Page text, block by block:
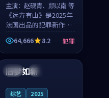
主演： 赵砚青、颜以南 等
《远方有山》是2025年
法国出品的犯罪新作，
主创团队希望用高校追
梦的故事让观众停下来
想一想。赵砚青领衔，
颜以南担任重要角色，
山田纯一的叙事节奏
64,666 8.2 犯罪
中国 高分
旧梦如新
综艺 2025